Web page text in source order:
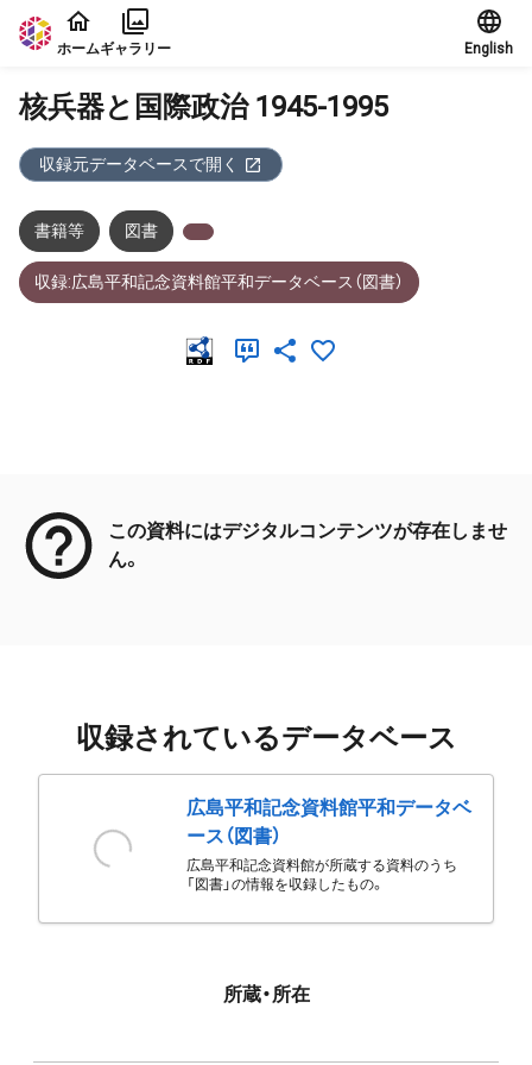
本文に飛ぶ
ホームギャラリー English
核兵器と国際政治 1945-1995
収録元データベースで開く
書籍等 図書
収録:広島平和記念資料館平和データベース（図書）
この資料にはデジタルコンテンツが存在しませ
ん。
収録されているデータベース
広島平和記念資料館平和データベ
ース（図書）
広島平和記念資料館が所蔵する資料のうち
「図書」の情報を収録したもの。
所蔵・所在